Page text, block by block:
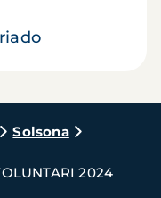
Solsona
2024